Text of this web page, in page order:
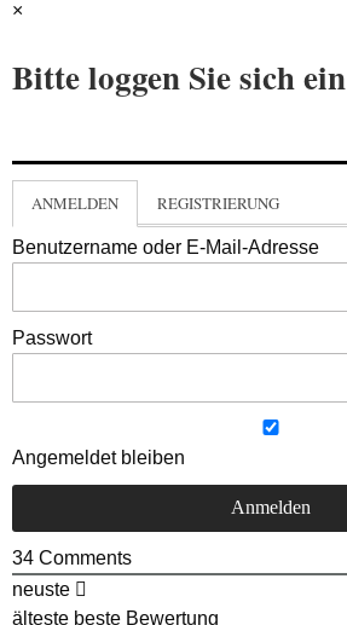
×
Bitte loggen Sie sich ein
ANMELDEN REGISTRIERUNG
Benutzername oder E-Mail-Adresse
Passwort
Angemeldet bleiben
34 Comments
neuste
älteste beste Bewertung